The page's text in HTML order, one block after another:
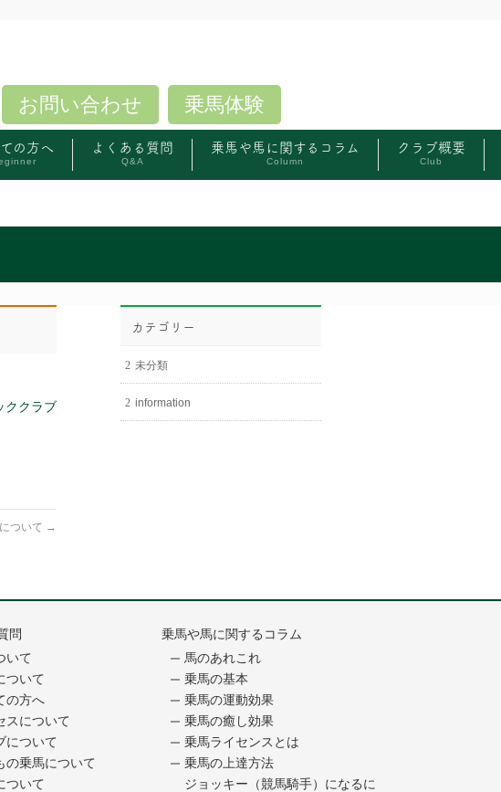
乗馬体験
お問い合わせ
の方へ よくある質問
Q&A
乗馬や馬に関するコラム
Column
クラブ概要
Club
ククラブ
ついて →
カテゴリー
未分類
information
問
いて
ついて
の方へ
スについて
について
の乗馬について
ついて
乗馬や馬に関するコラム
馬のあれこれ
乗馬の基本
乗馬の運動効果
乗馬の癒し効果
乗馬ライセンスとは
乗馬の上達方法
ジョッキー（競馬騎手）になるに